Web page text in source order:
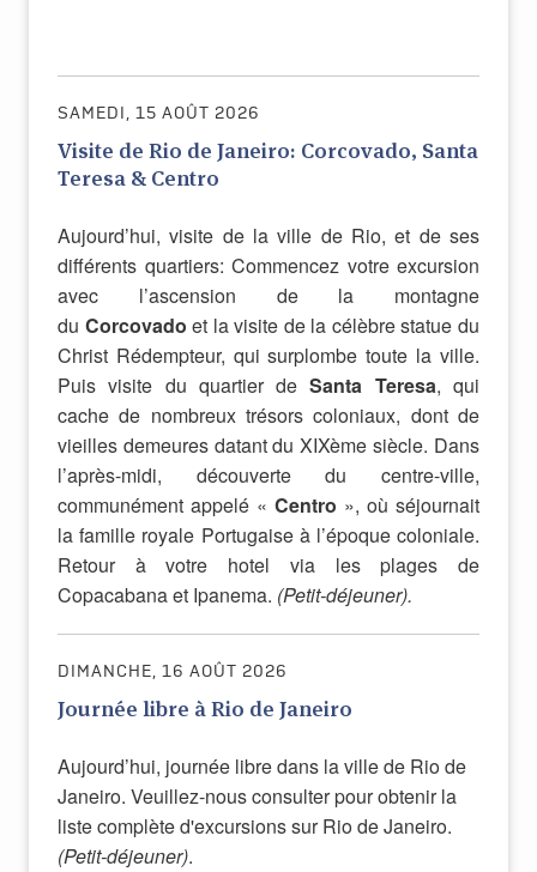
SAMEDI, 15 AOÛT 2026
Visite de Rio de Janeiro: Corcovado, Santa
Teresa & Centro
Aujourd’hui, visite de la ville de Rio, et de ses
différents quartiers: Commencez votre excursion
avec l’ascension de la montagne
du Corcovado et la visite de la célèbre statue du
Christ Rédempteur, qui surplombe toute la ville.
Puis visite du quartier deSanta Teresa, qui
cache de nombreux trésors coloniaux, dont de
vieilles demeures datant du XIXème siècle. Dans
l’après-midi, découverte du centre-ville,
communément appelé « Centro », où séjournait
la famille royale Portugaise à l’époque coloniale.
Retour à votre hotel via les plages de
Copacabana et Ipanema. (Petit-déjeuner).
DIMANCHE, 16 AOÛT 2026
Journée libre à Rio de Janeiro
Aujourd’hui, journée libre dans la ville de Rio de
Janeiro. Veuillez-nous consulter pour obtenir la
liste complète d'excursions sur Rio de Janeiro.
(Petit-déjeuner).